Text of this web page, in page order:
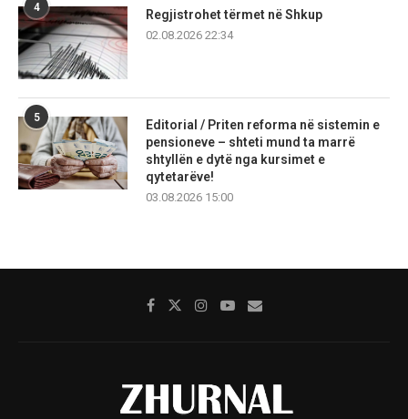
4
Regjistrohet tërmet në Shkup
02.08.2026 22:34
5
Editorial / Priten reforma në sistemin e
pensioneve – shteti mund ta marrë
shtyllën e dytë nga kursimet e
qytetarëve!
03.08.2026 15:00